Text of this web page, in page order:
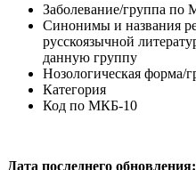
Заболевание/группа по
Синонимы и названия
русскоязычной
данную группу
Нозологическая форма/
Категория
Код по МКБ-10
Дата последнего обновления: